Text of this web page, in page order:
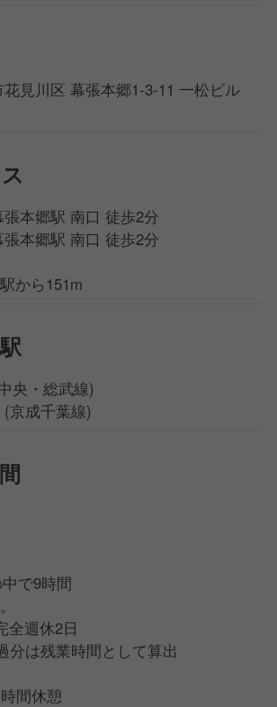
見川区 幕張本郷1-3-11 一松ビル
本郷駅 南口 徒歩2分
張本郷駅 南口 徒歩2分
から151m
央・総武線)
京成千葉線)
で9時間
週休2日
分は残業時間として算出
間休憩